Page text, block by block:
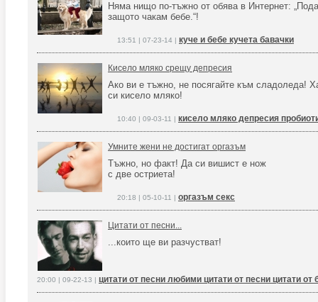
Няма нищо по-тъжно от обява в Интернет:
защото чакам бебе.“!
13:51 | 07-23-14 | куче и бебе кучета бавачки
Кисело мляко срещу депресия
Ако ви е тъжно, не посягайте към сладоледа!
си кисело мляко!
10:40 | 09-03-11 | кисело мляко депресия
Умните жени не достигат оргазъм
Тъжно, но факт! Да си вишист е нож
с две остриета!
20:18 | 05-10-11 | оргазъм секс
Цитати от песни...
...които ще ви разчустват!
20:00 | 09-22-13 | цитати от песни любими цитати от песни цитати от